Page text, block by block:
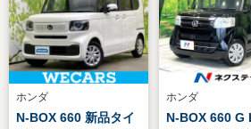
ホンダ
N-BOX 660 新品タイ
ホンダ
N-BOX 660 G